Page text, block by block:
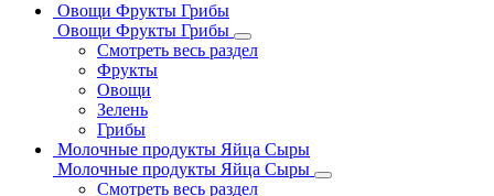
Овощи Фрукты Грибы
Овощи Фрукты Грибы
Смотреть весь раздел
Фрукты
Овощи
Зелень
Грибы
Молочные продукты Яйца Сыры
Молочные продукты Яйца Сыры
Смотреть весь раздел